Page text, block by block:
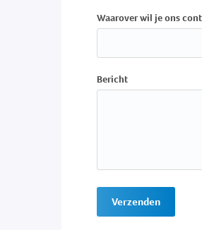
Waarover wil je ons
Bericht
Verzenden